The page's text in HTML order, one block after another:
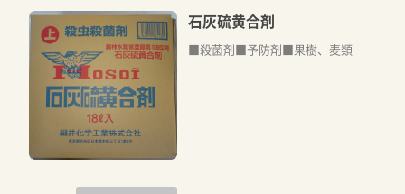
石灰硫黄合剤
■殺菌剤■予防剤■果樹、麦類